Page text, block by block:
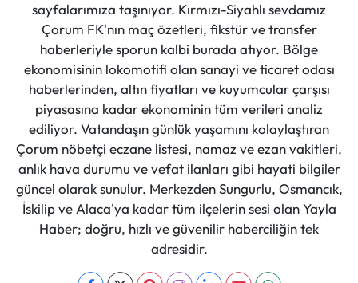
sayfalarımıza taşınıyor. Kırmızı-Siyahlı sevdamız
Çorum FK'nın maç özetleri, fikstür ve transfer
haberleriyle sporun kalbi burada atıyor. Bölge
ekonomisinin lokomotifi olan sanayi ve ticaret odası
haberlerinden, altın fiyatları ve kuyumcular çarşısı
piyasasına kadar ekonominin tüm verileri analiz
ediliyor. Vatandaşın günlük yaşamını kolaylaştıran
Çorum nöbetçi eczane listesi, namaz ve ezan vakitleri,
anlık hava durumu ve vefat ilanları gibi hayati bilgiler
güncel olarak sunulur. Merkezden Sungurlu, Osmancık,
İskilip ve Alaca'ya kadar tüm ilçelerin sesi olan Yayla
Haber; doğru, hızlı ve güvenilir haberciliğin tek
adresidir.